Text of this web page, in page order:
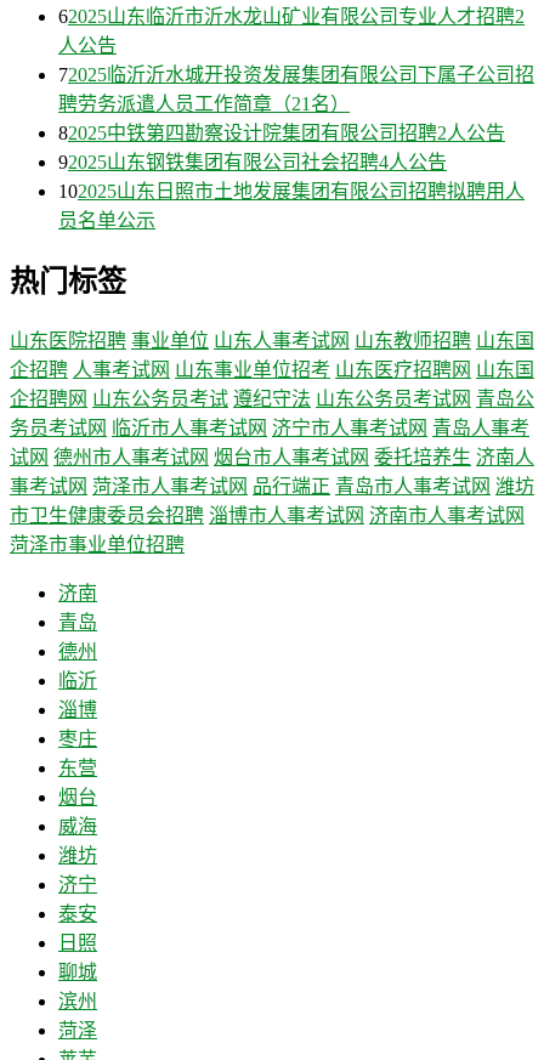
62025山东临沂市沂水龙山矿业有限公司专业人才招聘2
人公告
72025临沂沂水城开投资发展集团有限公司下属子公司招
聘劳务派遣人员工作简章（21名）
82025中铁第四勘察设计院集团有限公司招聘2人公告
92025山东钢铁集团有限公司社会招聘4人公告
102025山东日照市土地发展集团有限公司招聘拟聘用人
员名单公示
热门标签
山东医院招聘 事业单位 山东人事考试网 山东教师招聘 山东国
企招聘 人事考试网 山东事业单位招考 山东医疗招聘网 山东国
企招聘网 山东公务员考试 遵纪守法 山东公务员考试网 青岛公
务员考试网
临沂市人事考试网 济宁市人事考试网 青岛人事考
试网 德州市人事考试网 烟台市人事考试网 委托培养生 济南人
事考试网 菏泽市人事考试网 品行端正 青岛市人事考试网 潍坊
市卫生健康委员会招聘 淄博市人事考试网 济南市人事考试网
菏泽市事业单位招聘
济南
青岛
德州
临沂
淄博
枣庄
东营
烟台
威海
潍坊
济宁
泰安
日照
聊城
滨州
菏泽